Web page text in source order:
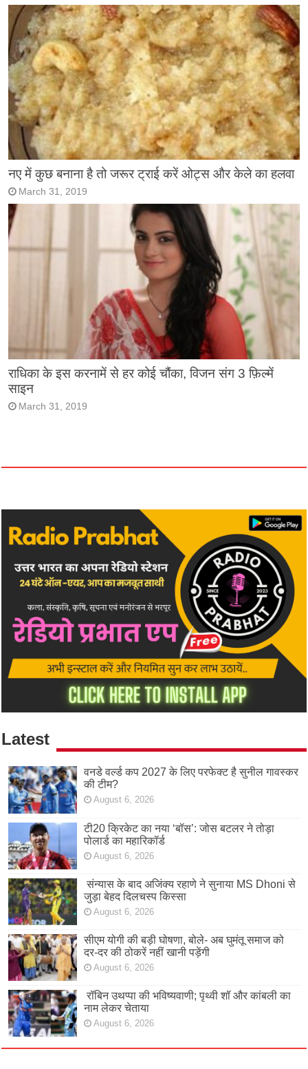
नए में कुछ बनाना है तो जरूर ट्राई करें ओट्स और केले का हलवा
March 31, 2019
राधिका के इस करनामें से हर कोई चौंका, विजन संग 3 फ़िल्में
साइन
March 31, 2019
Latest
वनडे वर्ल्ड कप 2027 के लिए परफेक्ट है सुनील गावस्कर
की टीम?
August 6, 2026
टी20 क्रिकेट का नया ‘बॉस’: जोस बटलर ने तोड़ा
पोलार्ड का महारिकॉर्ड
August 6, 2026
संन्यास के बाद अजिंक्‍य रहाणे ने सुनाया MS Dhoni से
जुड़ा बेहद दिलचस्प किस्सा
August 6, 2026
सीएम योगी की बड़ी घोषणा, बोले- अब घुमंतू समाज को
दर-दर की ठोकरें नहीं खानी पड़ेंगी
August 6, 2026
रॉबिन उथप्पा की भविष्यवाणी; पृथ्वी शॉ और कांबली का
नाम लेकर चेताया
August 6, 2026